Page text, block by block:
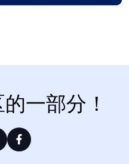
一部分！